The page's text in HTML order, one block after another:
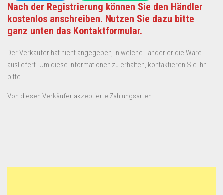
Nach der Registrierung können Sie den Händler
kostenlos anschreiben. Nutzen Sie dazu bitte
ganz unten das Kontaktformular.
Der Verkäufer hat nicht angegeben, in welche Länder er die Ware
ausliefert. Um diese Informationen zu erhalten, kontaktieren Sie ihn
bitte.
Von diesen Verkäufer akzeptierte Zahlungsarten